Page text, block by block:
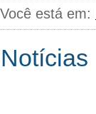
Você está em: